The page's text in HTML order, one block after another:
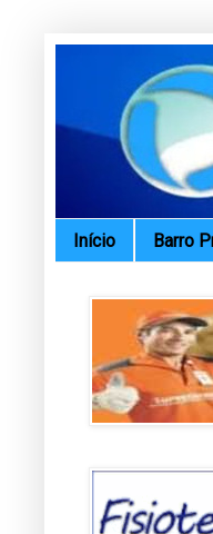
Início Barro